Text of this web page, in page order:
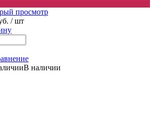
просмотр
/ шт
В наличии